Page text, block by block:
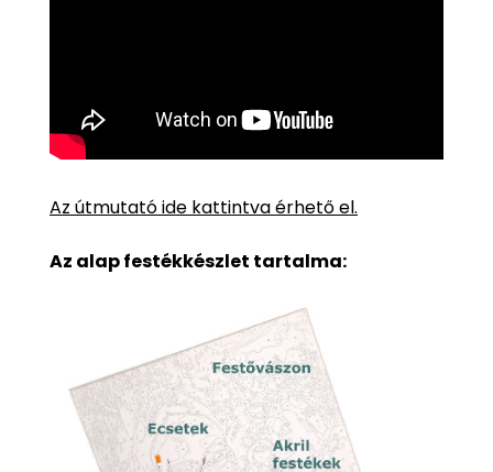
Az útmutató ide kattintva érhető el.
Az alap festékkészlet tartalma: